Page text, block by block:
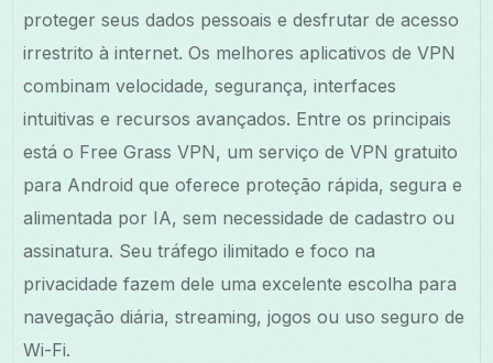
proteger seus dados pessoais e desfrutar de acesso
irrestrito à internet. Os melhores aplicativos de VPN
combinam velocidade, segurança, interfaces
intuitivas e recursos avançados. Entre os principais
está o Free Grass VPN, um serviço de VPN gratuito
para Android que oferece proteção rápida, segura e
alimentada por IA, sem necessidade de cadastro ou
assinatura. Seu tráfego ilimitado e foco na
privacidade fazem dele uma excelente escolha para
navegação diária, streaming, jogos ou uso seguro de
Wi-Fi.